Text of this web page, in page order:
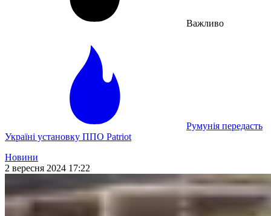
Важливо
Румунія передасть
Україні установку ППО Patriot
Новини
2 вересня 2024 17:22